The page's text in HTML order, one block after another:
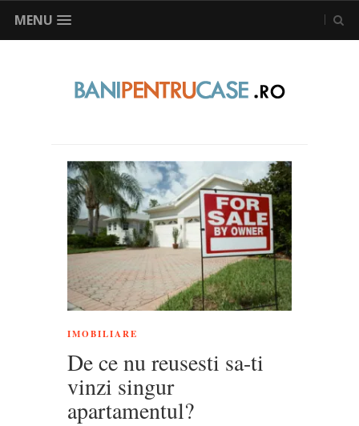
MENU
IMOBILIARE
De ce nu reusesti sa-ti
vinzi singur
apartamentul?